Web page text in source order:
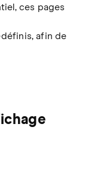
ces pages
afin de